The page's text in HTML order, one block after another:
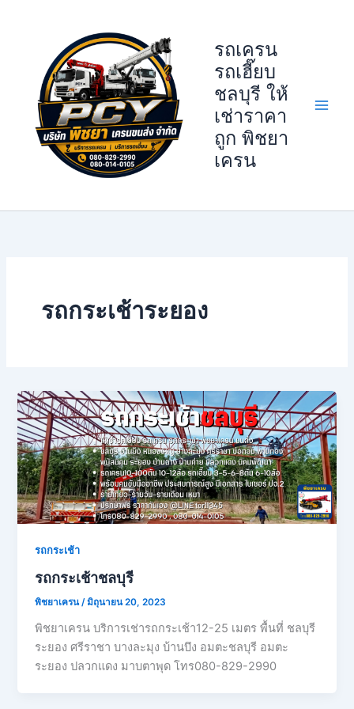
รถเครน
รถเฮี๊ยบ
ชลบุรี ให้
เช่าราคา
ถูก พิชยา
เครน
รถกระเช้าระยอง
รถกระเช้า
รถกระเช้าชลบุรี
พิชยาเครน/มิถุนายน 20, 2023
พิชยาเครน บริการเช่ารถกระเช้า12-25 เมตร พื้นที่ ชลบุรี
ระยอง ศรีราชา บางละมุง บ้านบึง อมตะชลบุรี อมตะ
ระยอง ปลวกแดง มาบตาพุด โทร080-829-2990